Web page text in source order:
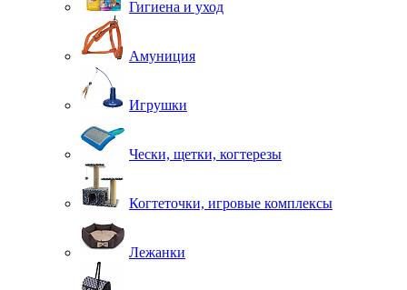
Гигиена и уход
Амуниция
Игрушки
Чески, щетки, когтерезы
Когтеточки, игровые комплексы
Лежанки